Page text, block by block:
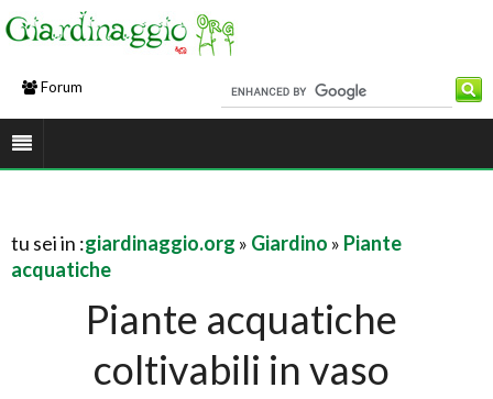
Forum
tu sei in :giardinaggio.org » Giardino » Piante
acquatiche
Piante acquatiche
coltivabili in vaso